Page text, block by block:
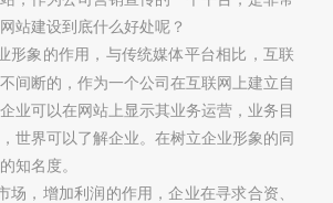
站建设到底什么好处呢？
形象 的作用，与传统媒体平台相比，互联
间断的，作为一个公司在互联网上建立自
业可以在网站上显示其业务运营，业务目
世界可以了解企业。在树立企业形象的同
知名度。
场，增加利润的作用，企业在寻求合资、